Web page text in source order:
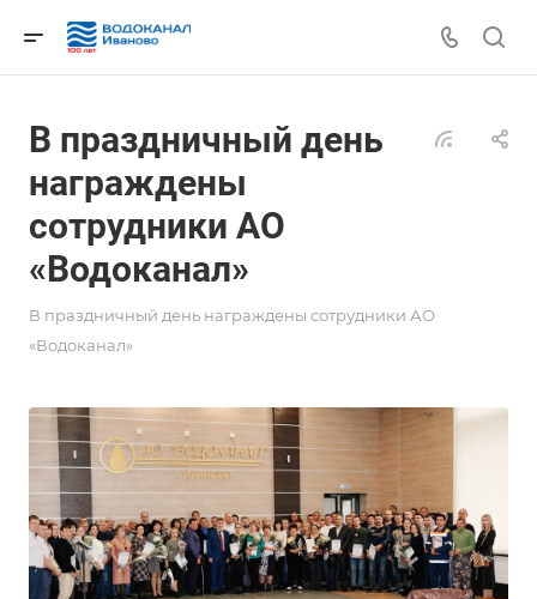
В праздничный день
награждены
сотрудники АО
«Водоканал»
В праздничный день награждены сотрудники АО
«Водоканал»